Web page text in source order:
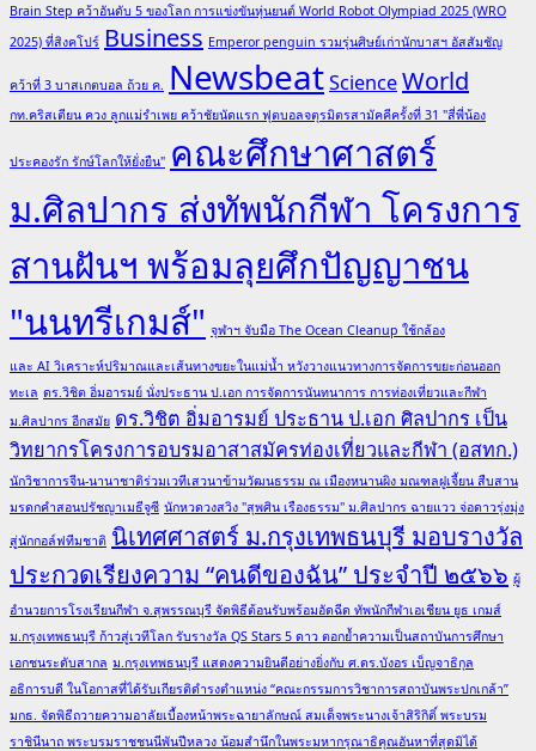
Brain Step คว้าอันดับ 5 ของโลก การแข่งขันหุ่นยนต์ World Robot Olympiad 2025 (WRO
2025) ที่สิงคโปร์ Business Emperor penguin รวมรุ่นศิษย์เก่านักบาสฯ อัสสัมชัญ
คว้าที่ 3 บาสเกตบอล ถ้วย ค. NewsbeatScienceWorld
กท.คริสเตียน ควง ลูกแม่รำเพย คว้าชัยนัดแรก ฟุตบอลจตุรมิตรสามัคคีครั้งที่ 31 "สี่พี่น้อง
ประคองรัก รักษ์โลกให้ยั่งยืน" คณะศึกษาศาสตร์
ม.ศิลปากร ส่งทัพนักกีฬา โครงการ
สานฝันฯ พร้อมลุยศึกปัญญาชน
"นนทรีเกมส์" จุฬาฯ จับมือ The Ocean Cleanup ใช้กล้อง
และ AI วิเคราะห์ปริมาณและเส้นทางขยะในแม่น้ำ หวังวางแนวทางการจัดการขยะก่อนออก
ทะเล ดร.วิชิต อิ่มอารมย์ นั่งประธาน ป.เอก การจัดการนันทนาการ การท่องเที่ยวและกีฬา
ม.ศิลปากร อีกสมัย ดร.วิชิต อิ่มอารมย์ ประธาน ป.เอก ศิลปากร เป็น
วิทยากรโครงการอบรมอาสาสมัครท่องเที่ยวและกีฬา (อสทก.)
นักวิชาการจีน-นานาชาติร่วมเวทีเสวนาข้ามวัฒนธรรม ณ เมืองหนานผิง มณฑลฝูเจี้ยน สืบสาน
มรดกคำสอนปรัชญาเมธีจูซี นักหวดวงสวิง "สุพศิน เรืองธรรม" ม.ศิลปากร ฉายแวว จ่อดาวรุ่งมุ่ง
สู่นักกอล์ฟทีมชาติ นิเทศศาสตร์ ม.กรุงเทพธนบุรี มอบรางวัล
ประกวดเรียงความ “คนดีของฉัน” ประจำปี ๒๕๖๖ ผู้
อำนวยการโรงเรียนกีฬา จ.สุพรรณบุรี จัดพิธีต้อนรับพร้อมอัดฉีด ทัพนักกีฬาเอเชียน ยูธ เกมส์
ม.กรุงเทพธนบุรี ก้าวสู่เวทีโลก รับรางวัล QS Stars 5 ดาว ตอกย้ำความเป็นสถาบันการศึกษา
เอกชนระดับสากล ม.กรุงเทพธนบุรี แสดงความยินดีอย่างยิ่งกับ ศ.ดร.บังอร เบ็ญจาธิกุล
อธิการบดี ในโอกาสที่ได้รับเกียรติดำรงตำแหน่ง “คณะกรรมการวิชาการสถาบันพระปกเกล้า”
มกธ. จัดพิธีถวายความอาลัยเบื้องหน้าพระฉายาลักษณ์ สมเด็จพระนางเจ้าสิริกิติ์ พระบรม
ราชินีนาถ พระบรมราชชนนีพันปีหลวง น้อมสำนึกในพระมหากรุณาธิคุณอันหาที่สุดมิได้